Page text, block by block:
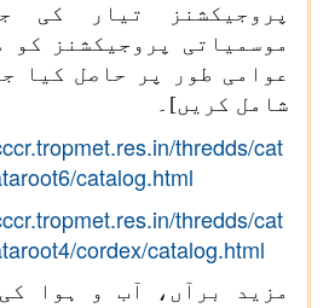
پروجیکشنز تیار کی
موسمیاتی پروجیکشنز کو
عوامی طور پر حاصل کیا
شامل کریں]۔
thredds/cat
catalog.html
thredds/cat
cordex/catalog.html
مزید برآں، آب و ہوا